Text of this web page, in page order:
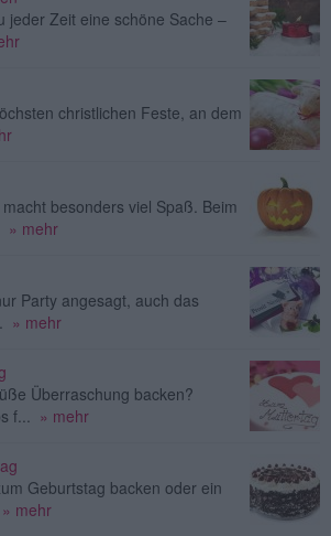
jeder Zeit eine schöne Sache –
christlichen Feste, an dem
besonders viel Spaß. Beim
» mehr
Party angesagt, auch das
» mehr
Überraschung backen?
f... » mehr
Geburtstag backen oder ein
» mehr